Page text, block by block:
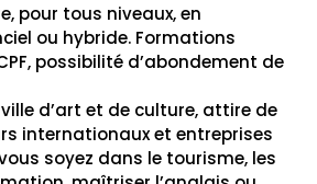
pour tous niveaux, en
ou hybride. Formations
possibilité d’abondement de
d’art et de culture, attire de
internationaux et entreprises
soyez dans le tourisme, les